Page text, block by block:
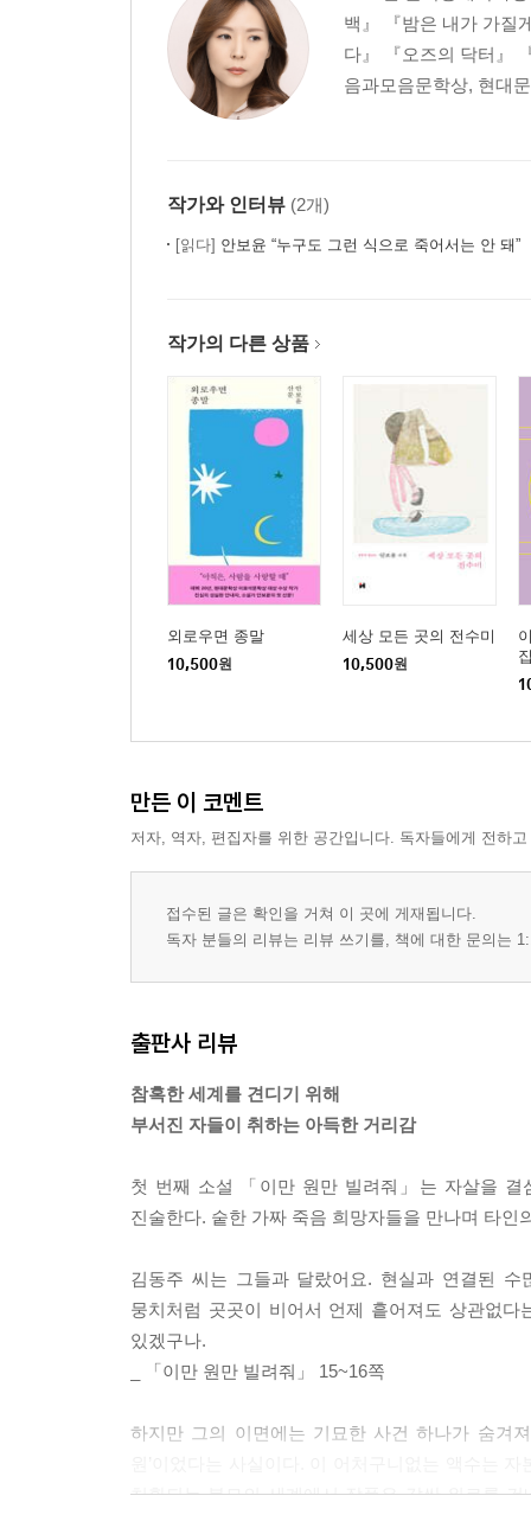
백』 『밤은 내가 가질
다』 『오즈의 닥터』
음과모음문학상, 현대
작가와 인터뷰 (2개)
[읽다] 안보윤 “누구도 그런 식으로 죽어서는 안 돼”
작가의 다른 상품
외로우면 종말
10,500원
세상 모든 곳의 전수미
10,500원
만든 이 코멘트
저자, 역자, 편집자를 위한 공간입니다. 독자들에게 전하
접수된 글은 확인을 거쳐 이 곳에 게재됩니다.
독자 분들의 리뷰는 리뷰 쓰기를, 책에 대한 문의는
출판사 리뷰
참혹한 세계를 견디기 위해
부서진 자들이 취하는 아득한 거리감
첫 번째 소설 「이만 원만 빌려줘」는 자살을 결
진술한다. 숱한 가짜 죽음 희망자들을 만나며 타인
김동주 씨는 그들과 달랐어요. 현실과 연결된
뭉치처럼 곳곳이 비어서 언제 흩어져도 상관없
있겠구나.
_ 「이만 원만 빌려줘」 15~16쪽
하지만 그의 이면에는 기묘한 사건 하나가 숨겨
치환되는 불모의 세계에서 작품은 값싼 위로를